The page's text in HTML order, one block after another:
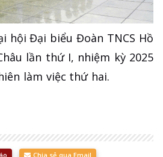
hội Đại biểu Đoàn TNCS Hồ
lần thứ I, nhiệm kỳ 2025
làm việc thứ hai.
Chia sẻ qua Email